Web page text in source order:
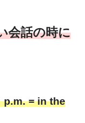
会話の時に
= in the